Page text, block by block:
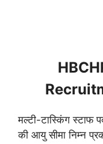
मल्टी-टास्किंग स्टाफ
की आयु सीमा निम्न